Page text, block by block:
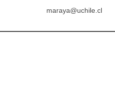
maraya@uchile.cl